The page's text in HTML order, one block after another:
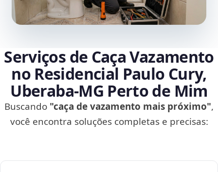
Serviços de Caça Vazamento
no Residencial Paulo Cury,
Uberaba‑MG Perto de Mim
Buscando "caça de vazamento mais próximo",
você encontra soluções completas e precisas: